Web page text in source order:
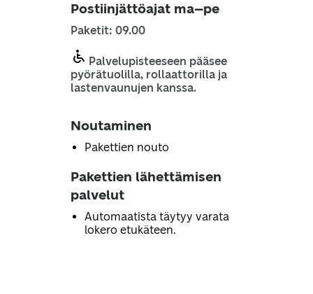
Postiinjättöajat ma–pe
Paketit: 09.00
Palvelupisteeseen pääsee
pyörätuolilla, rollaattorilla ja
lastenvaunujen kanssa.
Noutaminen
Pakettien nouto
Pakettien lähettämisen
palvelut
Automaatista täytyy varata
lokero etukäteen.